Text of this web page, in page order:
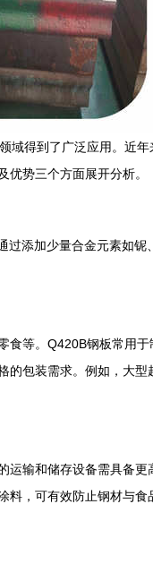
得到了广泛应用。近
势三个方面展开分析。
添加少量合金元素如
等。Q420B钢板常用
包装需求。例如，大
输和储存设备需具备
，可有效防止钢材与